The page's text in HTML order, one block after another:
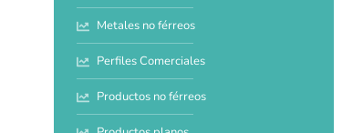
Metales no férreos
Perfiles Comerciales
Productos no férreos